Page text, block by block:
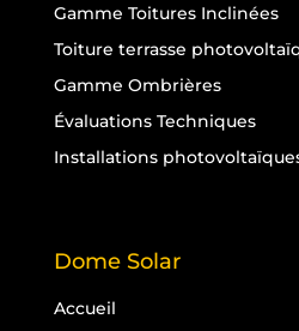
Gamme Toitures Inclinées
Toiture terrasse
Gamme Ombrières
Évaluations Techniques
Installations
Dome Solar
Accueil